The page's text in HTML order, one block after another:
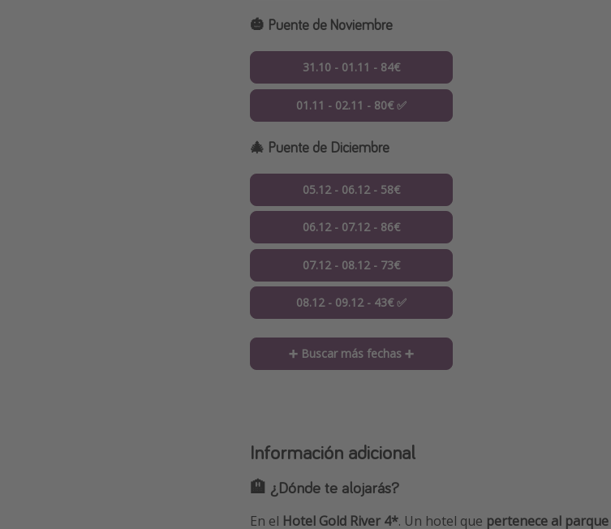
🎃 Puente de Noviembre
31.10 - 01.11 - 84€
01.11 - 02.11 - 80€ ✅
🎄 Puente de Diciembre
05.12 - 06.12 - 58€
06.12 - 07.12 - 86€
07.12 - 08.12 - 73€
08.12 - 09.12 - 43€ ✅
➕ Buscar más fechas ➕
Información adicional
🏨 ¿Dónde te alojarás?
En el Hotel Gold River 4*. Un hotel que pertenece al parque